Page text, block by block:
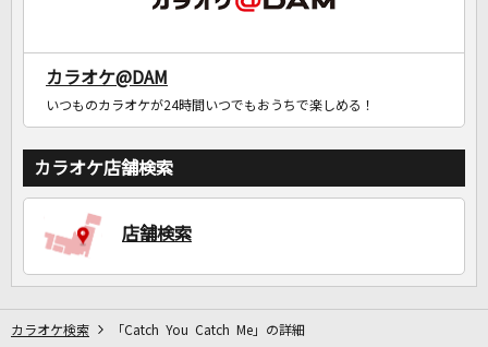
カラオケ@DAM
いつものカラオケが24時間いつでもおうちで楽しめる！
カラオケ店舗検索
店舗検索
カラオケ検索 「Catch You Catch Me」の詳細